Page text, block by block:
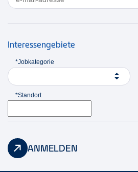
Interessengebiete
*Jobkategorie
*Standort
ANMELDEN